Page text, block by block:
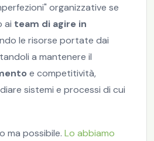
organizzative se
ai team di agire in
le risorse portate dai
a mantenere il
e competitività,
sistemi e processi di cui
ma possibile. Lo abbiamo